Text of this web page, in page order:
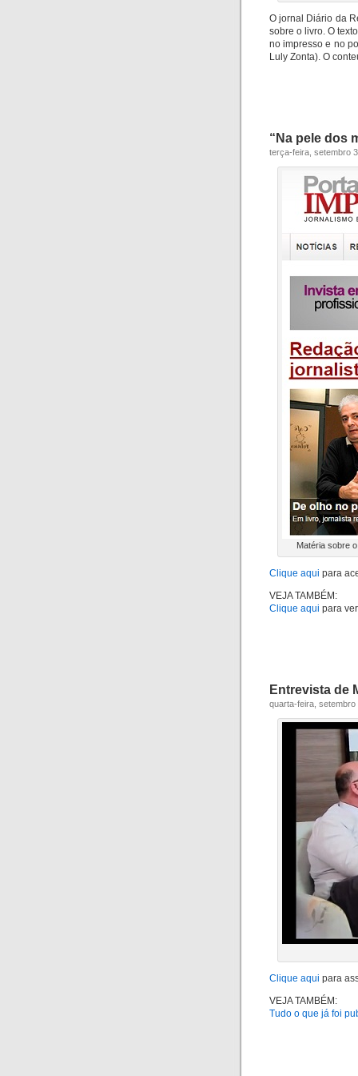
O jornal Diário da
sobre o livro. O
no impresso e no
Luly Zonta). O
“Na pele dos
terça-feira, setembro
Matéria sobre
Clique aqui para
VEJA TAMBÉM:
Clique aqui para
Entrevista de
quarta-feira, setembro
Clique aqui para
VEJA TAMBÉM:
Tudo o que já foi